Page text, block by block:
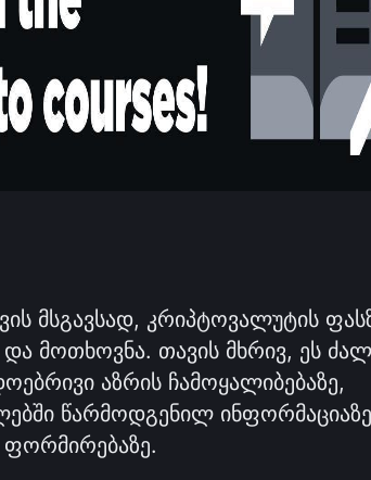
მსგავსად, კრიპტოვალუტის
მოთხოვნა. თავის მხრივ, ეს
აზრის ჩამოყალიბებაზე,
წარმოდგენილ